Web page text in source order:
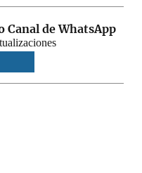
Canal de WhatsApp